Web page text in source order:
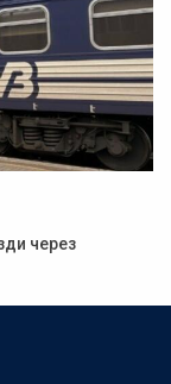
через